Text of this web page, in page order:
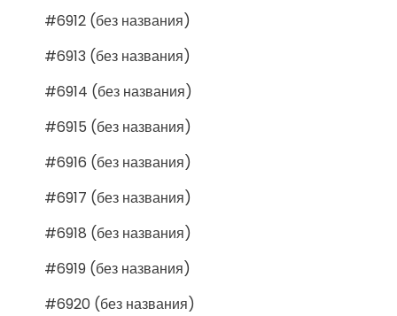
#6912 (без названия)
#6913 (без названия)
#6914 (без названия)
#6915 (без названия)
#6916 (без названия)
#6917 (без названия)
#6918 (без названия)
#6919 (без названия)
#6920 (без названия)